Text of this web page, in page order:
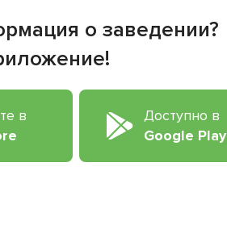
о заведении?
в
Доступно в
Google Play